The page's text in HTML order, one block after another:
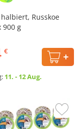
Russkoe
900 g
€
11. - 12 Aug.